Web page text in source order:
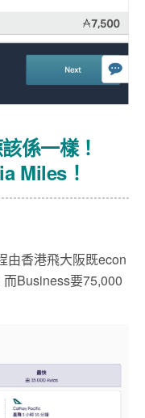
係一樣！
Miles！
由香港飛大阪既econ
Business要75,000